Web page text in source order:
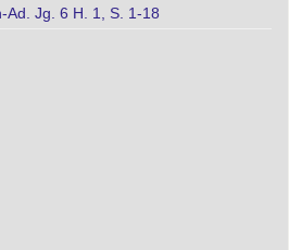
Ad. Jg. 6 H. 1, S. 1-18